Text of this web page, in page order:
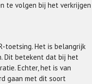
te volgen bij het verkrijgen
toetsing. Het is belangrijk
Dit betekent dat bij het
Echter, het is van
gaan met dit soort